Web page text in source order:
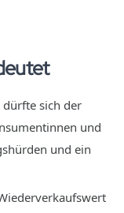
dürfte sich der
und
und ein